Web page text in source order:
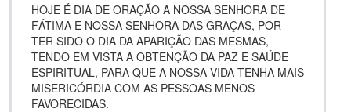
HOJE É DIA DE ORAÇÃO A NOSSA SENHORA DE
FÁTIMA E NOSSA SENHORA DAS GRAÇAS, POR
TER SIDO O DIA DA APARIÇÃO DAS MESMAS,
TENDO EM VISTA A OBTENÇÃO DA PAZ E SAÚDE
ESPIRITUAL, PARA QUE A NOSSA VIDA TENHA MAIS
MISERICÓRDIA COM AS PESSOAS MENOS
FAVORECIDAS.